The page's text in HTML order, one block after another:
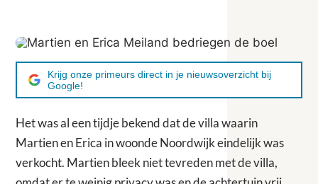
Krijg onze primeurs direct in je nieuwsoverzicht bij
Google!
Het was al een tijdje bekend dat de villa waarin
Martien en Erica in woonde Noordwijk eindelijk was
verkocht. Martien bleek niet tevreden met de villa,